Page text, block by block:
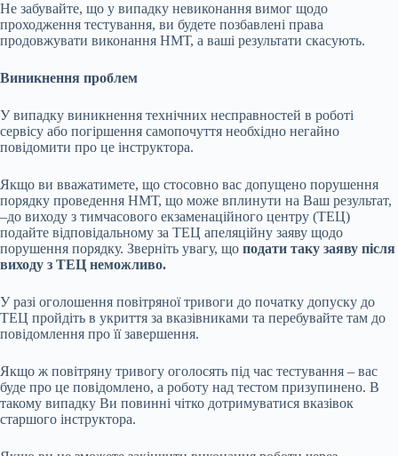
Не забувайте, що у випадку невиконання вимог щодо
проходження тестування, ви будете позбавлені права
продовжувати виконання НМТ, а ваші результати скасують.
Виникнення проблем
У випадку виникнення технічних несправностей в роботі
сервісу або погіршення самопочуття необхідно негайно
повідомити про це інструктора.
Якщо ви вважатимете, що стосовно вас допущено порушення
порядку проведення НМТ, що може вплинути на Ваш результат,
–до виходу з тимчасового екзаменаційного центру (ТЕЦ)
подайте відповідальному за ТЕЦ апеляційну заяву щодо
порушення порядку. Зверніть увагу, що подати таку заяву після
виходу з ТЕЦ неможливо.
У разі оголошення повітряної тривоги до початку допуску до
ТЕЦ пройдіть в укриття за вказівниками та перебувайте там до
повідомлення про її завершення.
Якщо ж повітряну тривогу оголосять під час тестування – вас
буде про це повідомлено, а роботу над тестом призупинено. В
такому випадку Ви повинні чітко дотримуватися вказівок
старшого інструктора.